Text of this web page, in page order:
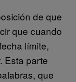
de que
que cuando
límite,
Esta parte
que